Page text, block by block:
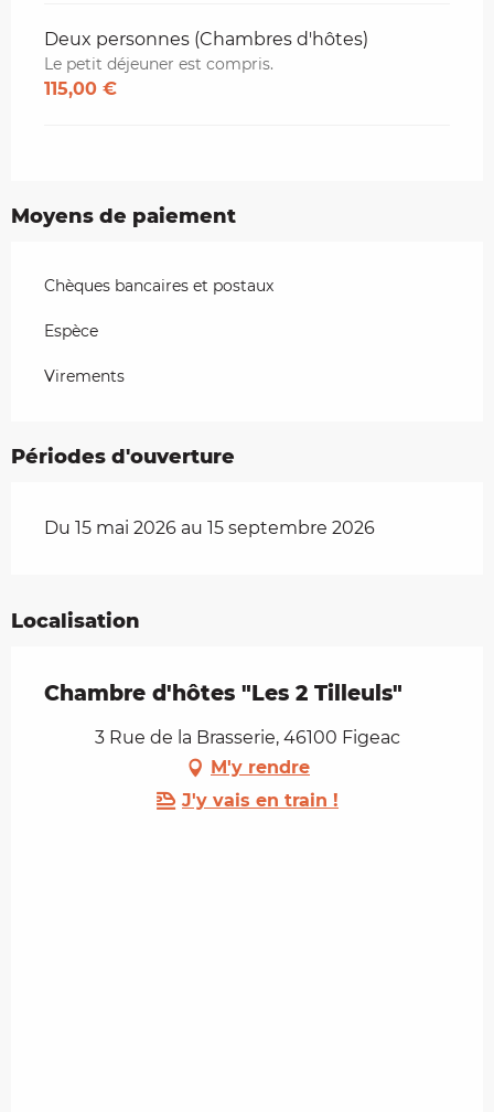
Deux personnes (Chambres d'hôtes)
Le petit déjeuner est compris.
115,00 €
Moyens de paiement
Chèques bancaires et postaux
Espèce
Virements
Périodes d'ouverture
Du 15 mai 2026 au 15 septembre 2026
Localisation
Chambre d'hôtes "Les 2 Tilleuls"
3 Rue de la Brasserie, 46100 Figeac
M'y rendre
J'y vais en train !